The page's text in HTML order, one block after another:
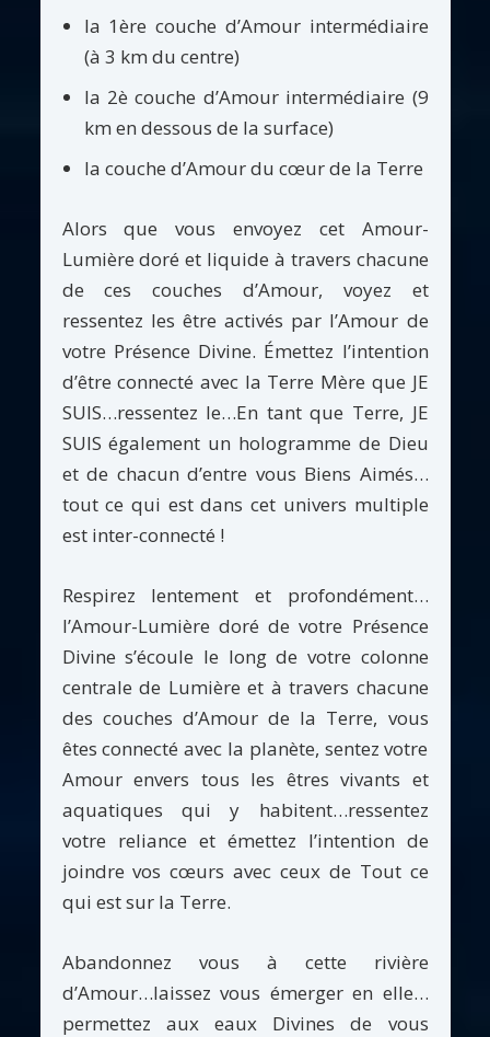
la 1ère couche d’Amour intermédiaire
(à 3 km du centre)
la 2è couche d’Amour intermédiaire (9
km en dessous de la surface)
la couche d’Amour du cœur de la Terre
Alors que vous envoyez cet Amour-
Lumière doré et liquide à travers chacune
de ces couches d’Amour, voyez et
ressentez les être activés par l’Amour de
votre Présence Divine. Émettez l’intention
d’être connecté avec la Terre Mère que JE
SUIS…ressentez le…En tant que Terre, JE
SUIS également un hologramme de Dieu
et de chacun d’entre vous Biens Aimés…
tout ce qui est dans cet univers multiple
est inter-connecté !
Respirez lentement et profondément…
l’Amour-Lumière doré de votre Présence
Divine s’écoule le long de votre colonne
centrale de Lumière et à travers chacune
des couches d’Amour de la Terre, vous
êtes connecté avec la planète, sentez votre
Amour envers tous les êtres vivants et
aquatiques qui y habitent…ressentez
votre reliance et émettez l’intention de
joindre vos cœurs avec ceux de Tout ce
qui est sur la Terre.
Abandonnez vous à cette rivière
d’Amour…laissez vous émerger en elle…
permettez aux eaux Divines de vous